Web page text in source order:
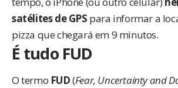
satélites de GPS para informar a
pizza que chegará em 9 minutos.
É tudo FUD
O termo FUD(Fear, Uncertainty and